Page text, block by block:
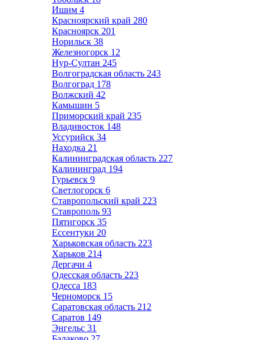
Ишим 4
Красноярский край 280
Красноярск 201
Норильск 38
Железногорск 12
Нур-Султан 245
Волгоградская область 243
Волгоград 178
Волжский 42
Камышин 5
Приморский край 235
Владивосток 148
Уссурийск 34
Находка 21
Калининградская область 227
Калининград 194
Гурьевск 9
Светлогорск 6
Ставропольский край 223
Ставрополь 93
Пятигорск 35
Ессентуки 20
Харьковская область 223
Харьков 214
Дергачи 4
Одесская область 223
Одесса 183
Черноморск 15
Саратовская область 212
Саратов 149
Энгельс 31